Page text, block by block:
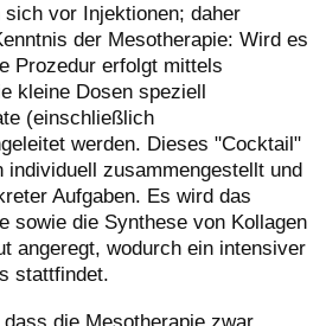
vor Injektionen; daher
der Mesotherapie: Wird es
Prozedur erfolgt mittels
kleine Dosen speziell
(einschließlich
werden. Dieses "Cocktail"
individuell zusammengestellt und
Aufgaben. Es wird das
sowie die Synthese von Kollagen
angeregt, wodurch ein intensiver
stattfindet.